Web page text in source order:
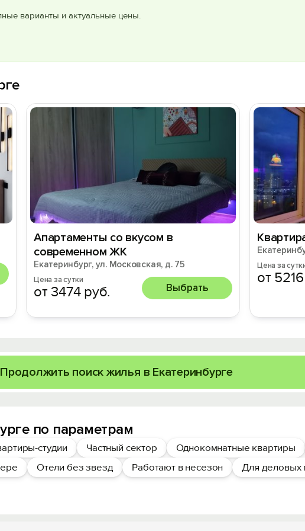
варианты и актуальные цены.
Апартаменты со вкусом в
современном ЖК
Екатеринбург, ул. Московская, д. 75
Цена за сутки
от 3474 руб. Выбрать
Цена за
от
Продолжить поиск жилья в Екатеринбурге
по параметрам
студии Частный сектор Однокомнатные квартиры
Отели без звезд Работают в несезон
Для деловых